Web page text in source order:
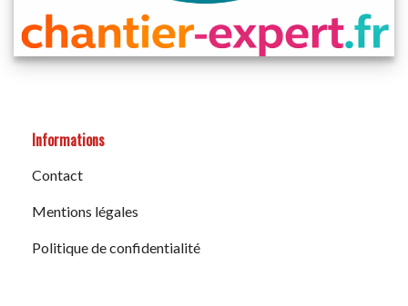
Informations
Contact
Mentions légales
Politique de confidentialité